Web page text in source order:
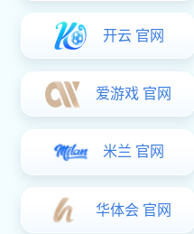
￥35.00